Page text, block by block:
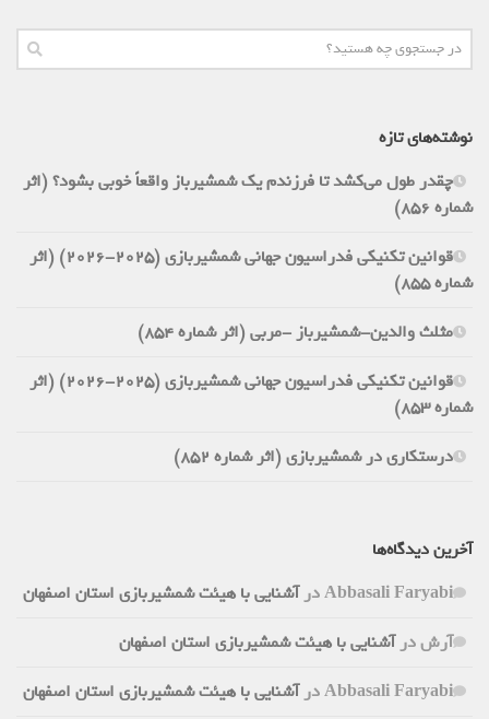
نوشته‌های تازه
چقدر طول می‌کشد تا فرزندم یک شمشیرباز واقعاً خوبی بشود؟ (اثر
شماره 856)
قوانین تکنیکی فدراسیون جهانی شمشیربازی (2025-2026) (اثر
شماره 855)
مثلث والدین-شمشیرباز -مربی (اثر شماره 854)
قوانین تکنیکی فدراسیون جهانی شمشیربازی (2025-2026) (اثر
شماره 853)
درستکاری در شمشیربازی (اثر شماره 852)
آخرین دیدگاه‌ها
Abbasali Faryabiدرآشنایی با هیئت شمشیربازی استان اصفهان
آرشدرآشنایی با هیئت شمشیربازی استان اصفهان
Abbasali Faryabiدرآشنایی با هیئت شمشیربازی استان اصفهان